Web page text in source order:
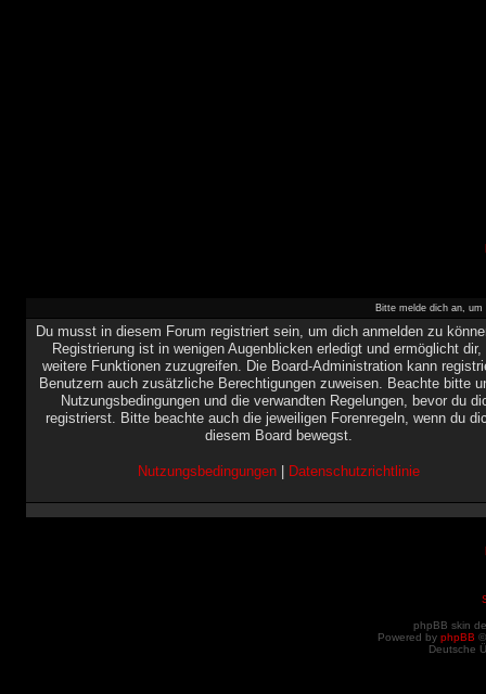
Bitte melde dich an, um
Du musst in diesem Forum registriert sein, um dich anmelden zu
Registrierung ist in wenigen Augenblicken erledigt und ermöglicht dir,
weitere Funktionen zuzugreifen. Die Board-Administration kann
Benutzern auch zusätzliche Berechtigungen zuweisen. Beachte bitte
Nutzungsbedingungen und die verwandten Regelungen, bevor du
registrierst. Bitte beachte auch die jeweiligen Forenregeln, wenn du
diesem Board bewegst.
Nutzungsbedingungen| Datenschutzrichtlinie
phpBB skin
Powered by phpBB
Deutsche